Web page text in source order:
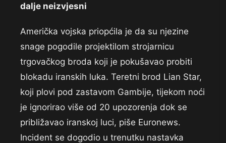
dalje neizvjesni
Američka vojska priopćila je da su njezine
snage pogodile projektilom strojarnicu
trgovačkog broda koji je pokušavao probiti
blokadu iranskih luka. Teretni brod Lian Star,
koji plovi pod zastavom Gambije, tijekom noći
je ignorirao više od 20 upozorenja dok se
približavao iranskoj luci, piše Euronews.
Incident se dogodio u trenutku nastavka